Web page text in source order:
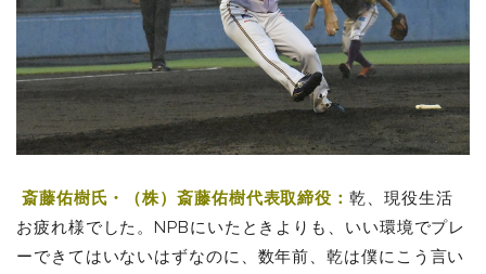
斎藤佑樹氏・（株）斎藤佑樹代表取締役：乾、現役生活
お疲れ様でした。NPBにいたときよりも、いい環境でプレ
ーできてはいないはずなのに、数年前、乾は僕にこう言い